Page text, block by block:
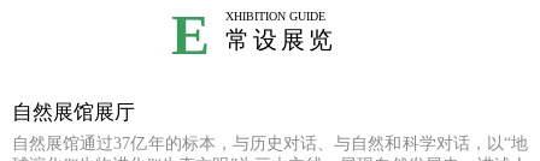
E XHIBITION GUIDE
常设展览
自然展馆展厅
自然展馆通过37亿年的标本，与历史对话、与自然和科学对话，以“地